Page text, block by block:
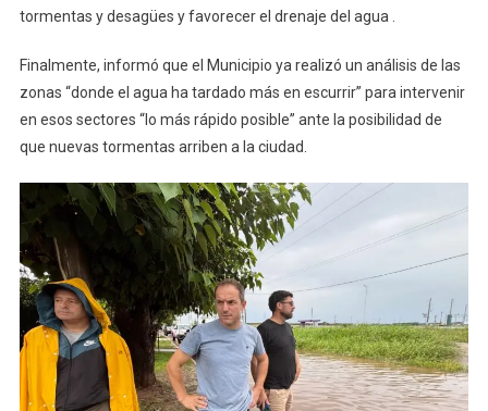
tormentas y desagües y favorecer el drenaje del agua .
Finalmente, informó que el Municipio ya realizó un análisis de las
zonas “donde el agua ha tardado más en escurrir” para intervenir
en esos sectores “lo más rápido posible” ante la posibilidad de
que nuevas tormentas arriben a la ciudad.